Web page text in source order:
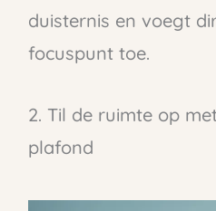
duisternis en voegt
focuspunt toe.
2. Til de ruimte op
plafond